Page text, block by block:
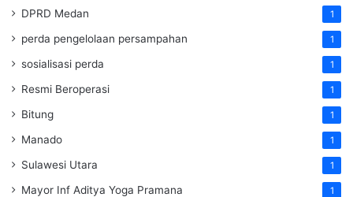
DPRD Medan 1
perda pengelolaan persampahan 1
sosialisasi perda 1
Resmi Beroperasi 1
Bitung 1
Manado 1
Sulawesi Utara 1
Mayor Inf Aditya Yoga Pramana 1